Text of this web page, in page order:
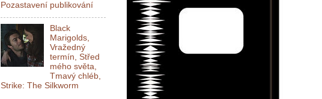
Pozastavení publikování
Black
Marigolds,
Vražedný
termín, Střed
mého světa,
Tmavý chléb,
Strike: The Silkworm